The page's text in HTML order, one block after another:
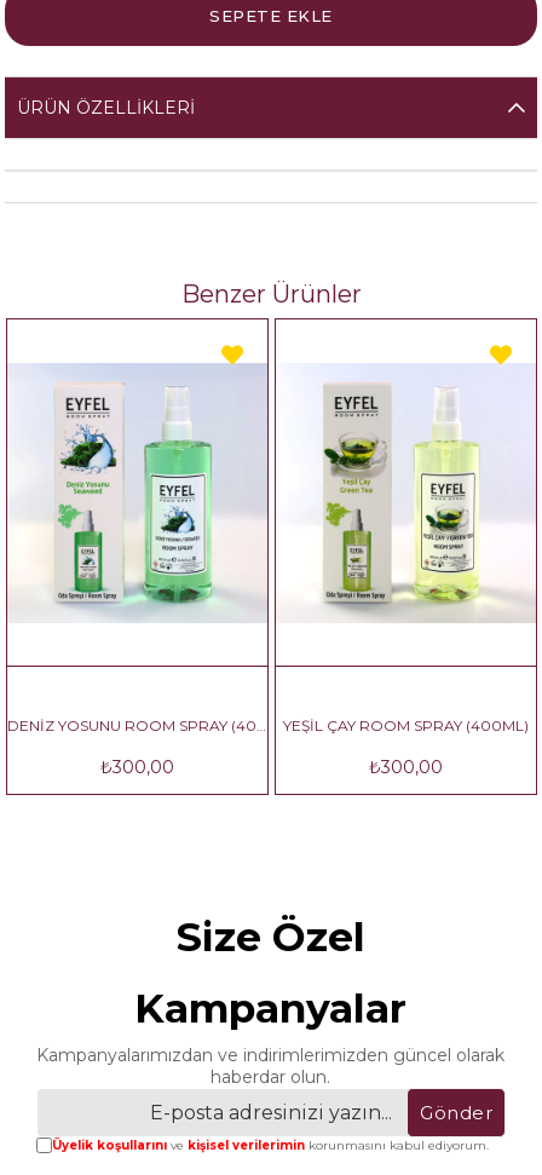
ÜRÜN ÖZELLIKLERI
Benzer Ürünler
DENİZ YOSUNU ROOM SPRAY (400 ML)
₺300,00
YEŞİL ÇAY ROOM SPRAY (400ML)
₺300,00
Size Özel
Kampanyalar
Kampanyalarımızdan ve indirimlerimizden güncel olarak
haberdar olun.
Gönder
Üyelik koşullarınıve kişisel verileriminkorunmasını kabul ediyorum.